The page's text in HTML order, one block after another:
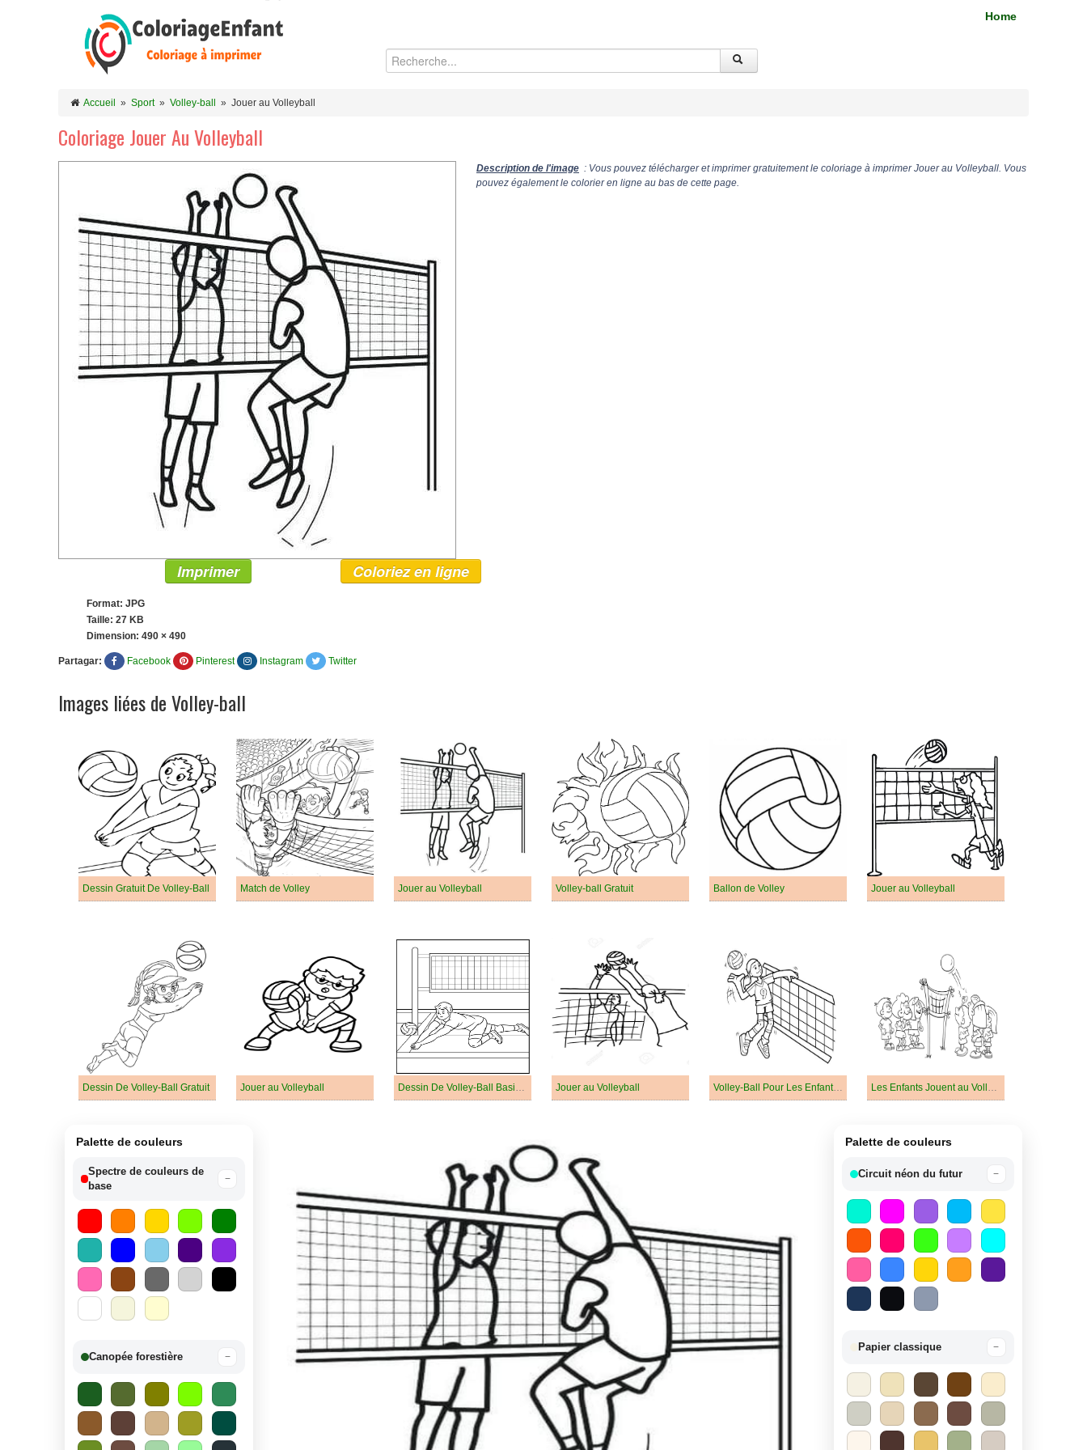
Home
Accueil » Sport» Volley-ball » Jouer au Volleyball
Coloriage Jouer Au Volleyball
Description de l'image : Vous pouvez télécharger et imprimer gratuitement le coloriage à imprimer Jouer au Volleyball. Vous
pouvez également le colorier en ligne au bas de cette page.
Imprimer Coloriez en ligne
Format: JPG
Taille: 27 KB
Dimension: 490 × 490
Partagar: Facebook Pinterest Instagram Twitter
Images liées de Volley-ball
Dessin Gratuit De Volley-Ball Match de Volley Jouer au Volleyball Volley-ball Gratuit Ballon de Volley Jouer au Volleyball
Dessin De Volley-Ball Gratuit Jouer au Volleyball Dessin De Volley-Ball Basique Jouer au Volleyball Volley-Ball Pour Les Enfants De 2 An Les Enfants Jouent au Volley-ball
Palette de couleurs
Spectre de couleurs de
base
−
Canopée forestière −
Palette de couleurs
Circuit néon du futur −
Papier classique −